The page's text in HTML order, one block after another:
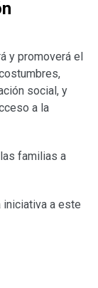
y promoverá el
social, y
a la
familias a
iniciativa a este